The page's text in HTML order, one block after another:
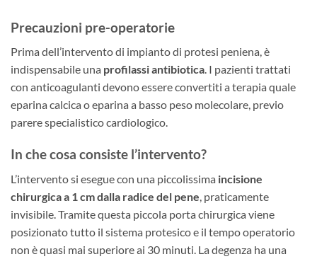
Precauzioni pre-operatorie
Prima dell’intervento di impianto di protesi peniena, è
indispensabile una profilassi antibiotica. I pazienti trattati
con anticoagulanti devono essere convertiti a terapia quale
eparina calcica o eparina a basso peso molecolare, previo
parere specialistico cardiologico.
In che cosa consiste l’intervento?
L’intervento si esegue con una piccolissima incisione
chirurgica a 1 cm dalla radice del pene , praticamente
invisibile. Tramite questa piccola porta chirurgica viene
posizionato tutto il sistema protesico e il tempo operatorio
non è quasi mai superiore ai 30 minuti. La degenza ha una